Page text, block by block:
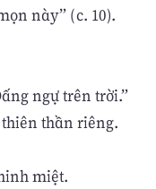
này” (c. 10).
ngự trên trời.”
thần riêng.
miệt.